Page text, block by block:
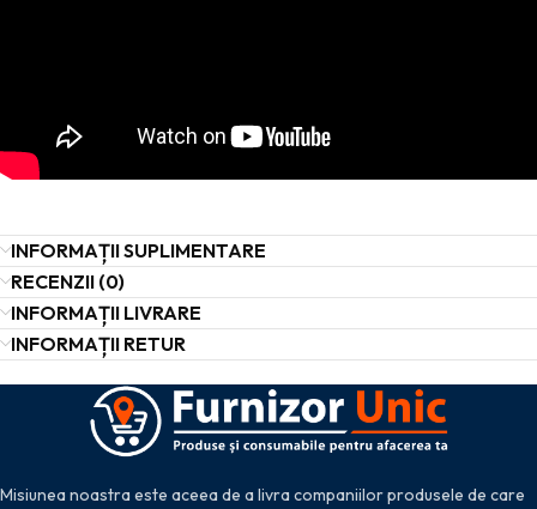
INFORMAȚII SUPLIMENTARE
RECENZII (0)
INFORMAȚII LIVRARE
INFORMAȚII RETUR
Misiunea noastra este aceea de a livra companiilor produsele de care